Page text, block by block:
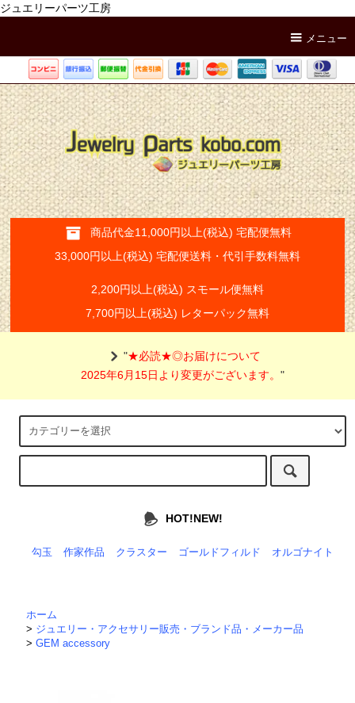
ジュエリーパーツ工房
メニュー
商品代金11,000円以上(税込) 宅配便無料
33,000円以上(税込) 宅配便送料・代引手数料無料
2,200円以上(税込) スモール便無料
7,700円以上(税込) レターパック無料
"★必読★◎お届けについて
2025年6月15日より変更がございます。"
HOT!NEW!
勾玉 作家作品 クラスター ゴールドフィルド オルゴナイト
ホーム
> ジュエリー・アクセサリー販売・ブランド品・メーカー品
>GEM accessory